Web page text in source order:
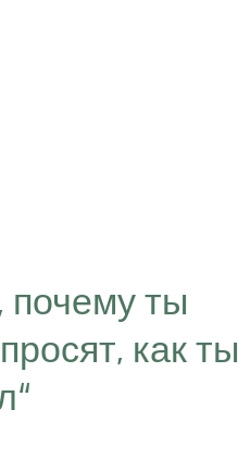
почему ты
как ты